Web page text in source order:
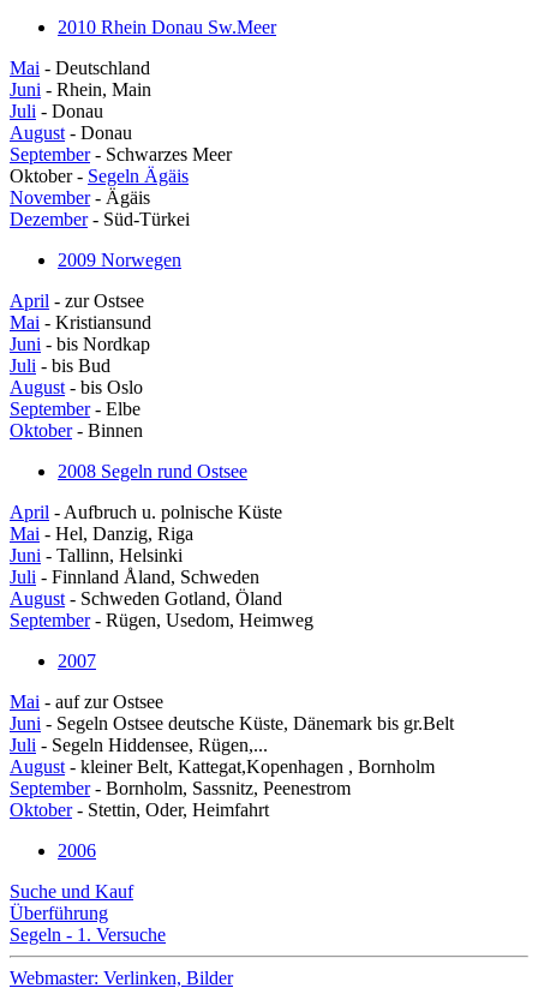
2010 Rhein Donau Sw.Meer
Mai - Deutschland
Juni - Rhein, Main
Juli - Donau
August - Donau
September- Schwarzes Meer
Oktober - Segeln Ägäis
November- Ägäis
Dezember- Süd-Türkei
2009 Norwegen
April - zur Ostsee
Mai - Kristiansund
Juni - bis Nordkap
Juli - bis Bud
August - bis Oslo
September- Elbe
Oktober- Binnen
2008 Segeln rund Ostsee
April - Aufbruch u. polnische Küste
Mai - Hel, Danzig, Riga
Juni - Tallinn, Helsinki
Juli - Finnland Åland, Schweden
August - Schweden Gotland, Öland
September- Rügen, Usedom, Heimweg
2007
Mai - auf zur Ostsee
Juni - Segeln Ostsee deutsche Küste, Dänemark bis gr.Belt
Juli - Segeln Hiddensee, Rügen,...
August - kleiner Belt, Kattegat,Kopenhagen , Bornholm
September- Bornholm, Sassnitz, Peenestrom
Oktober- Stettin, Oder, Heimfahrt
2006
Suche und Kauf
Überführung
Segeln - 1. Versuche
Webmaster: Verlinken, Bilder